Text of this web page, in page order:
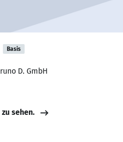
Basis
D. GmbH
sehen.